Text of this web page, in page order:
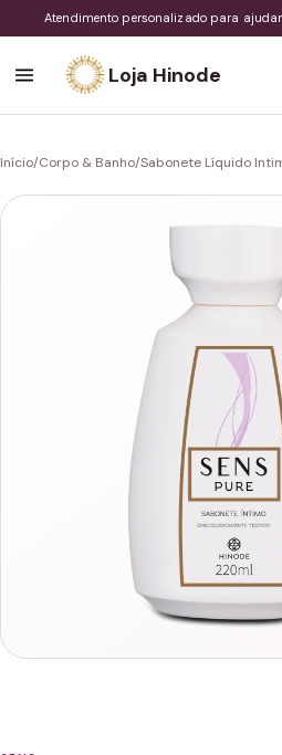
Atendimento personalizado para ajudar
Loja Hinode
Início/Corpo & Banho/Sabonete Líquido